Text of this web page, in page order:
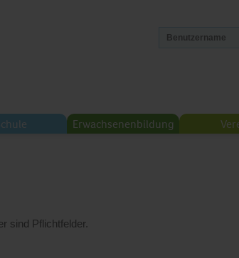
Erwachsenenbildung
sind Pflichtfelder.